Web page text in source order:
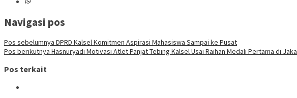
Navigasi pos
Pos sebelumnya DPRD Kalsel Komitmen Aspirasi Mahasiswa Sampai ke Pusat
Pos berikutnya Hasnuryadi Motivasi Atlet Panjat Tebing Kalsel Usai Raihan Medali Pertama di
Pos terkait